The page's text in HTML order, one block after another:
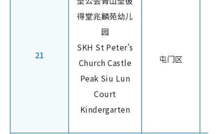
21
得堂兆麟苑幼儿
园
SKH St Peter's
Church Castle
Peak Siu Lun
Court
Kindergarten
屯门区